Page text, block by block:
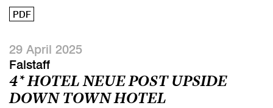
PDF
29 April 2025
Falstaff
4* HOTEL NEUE POST UPSIDE
DOWN TOWN HOTEL